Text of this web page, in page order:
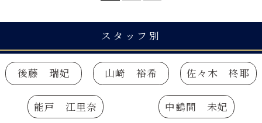
スタッフ別
後藤 瑞妃 山崎 裕希 佐々木 柊耶
能戸 江里奈 中鶴間 未妃